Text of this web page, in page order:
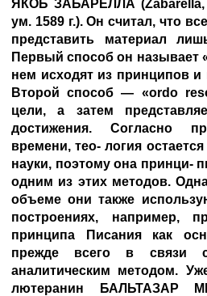
ЯКОБ ЗАБАРЕЛЛА
ум. 1589 г.). Он считал, что
представить материал
Первый способ он называет
нем исходят из принципов
Второй способ — «ordo
цели, а затем
достижения. Согласно
времени, тео- логия
науки, поэтому она принци-
одним из этих методов.
объеме они также
построениях, например,
принципа Писания как
прежде всего в связи
аналитическим методом.
лютеранин
БАЛЬТАЗАР